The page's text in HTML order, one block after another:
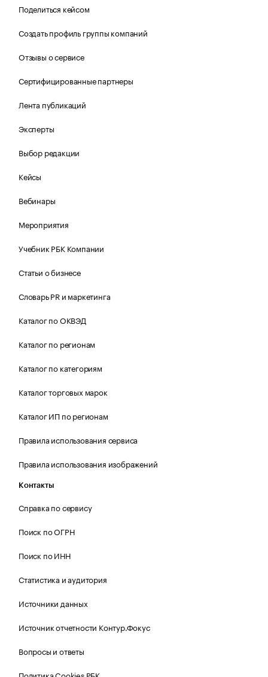
Поделиться кейсом
Создать профиль группы компаний
Отзывы о сервисе
Сертифицированные партнеры
Лента публикаций
Эксперты
Выбор редакции
Кейсы
Вебинары
Мероприятия
Учебник РБК Компании
Статьи о бизнесе
Словарь PR и маркетинга
Каталог по ОКВЭД
Каталог по регионам
Каталог по категориям
Каталог торговых марок
Каталог ИП по регионам
Правила использования сервиса
Правила использования изображений
Контакты
Справка по сервису
Поиск по ОГРН
Поиск по ИНН
Статистика и аудитория
Источники данных
Источник отчетности Контур.Фокус
Вопросы и ответы